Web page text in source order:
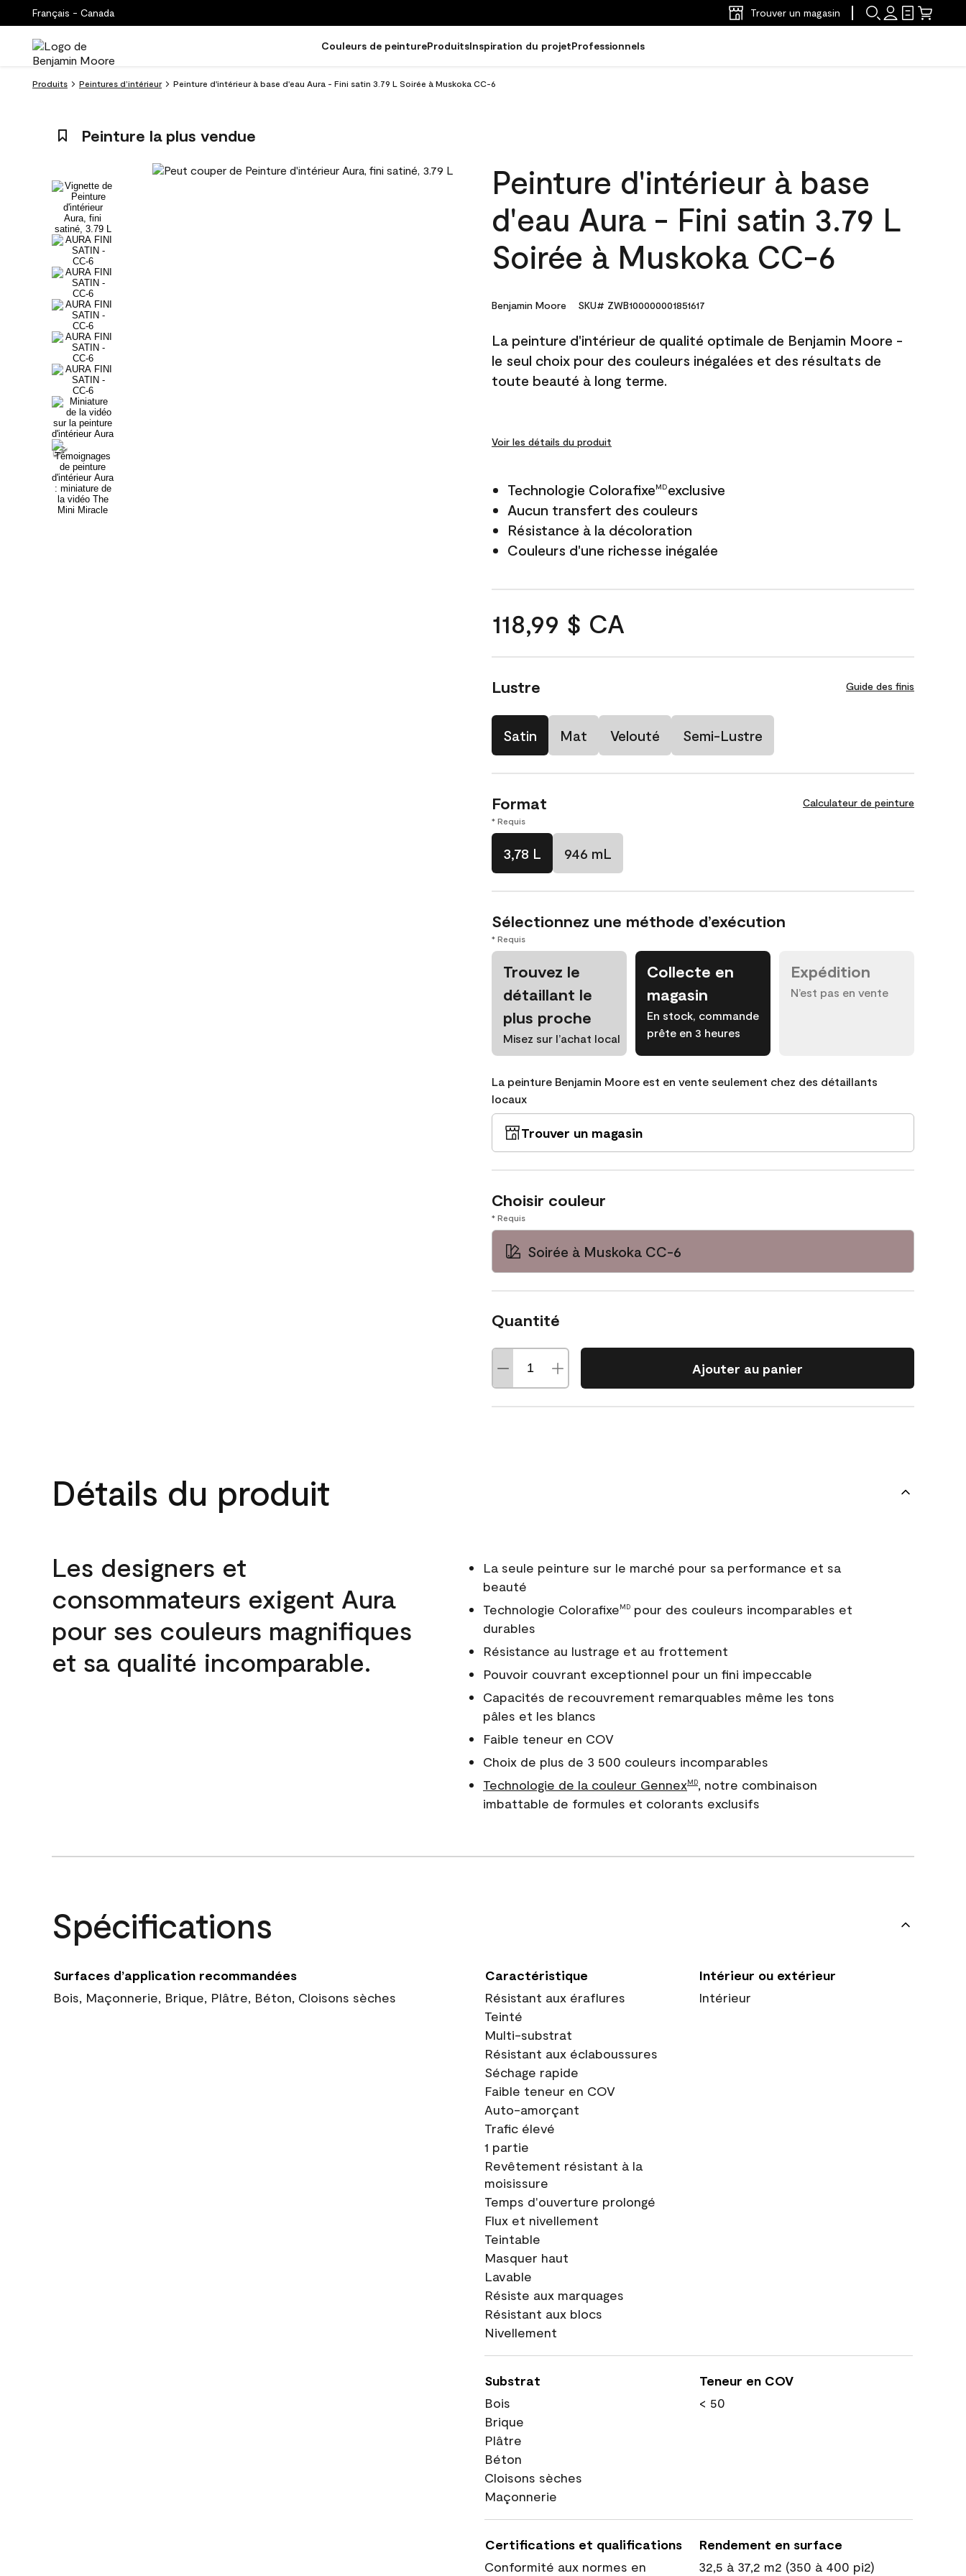
Français - Canada Trouver un magasin
Couleurs de peintureProduitsInspiration du projetProfessionnels
Produits Peintures d’intérieur Peinture d'intérieur à base d'eau Aura - Fini satin 3.79 L Soirée à Muskoka CC-6
Peinture la plus vendue
Peinture d'intérieur à base
d'eau Aura - Fini satin 3.79 L
Soirée à Muskoka CC-6
Benjamin Moore SKU# ZWB100000001851617
La peinture d'intérieur de qualité optimale de Benjamin Moore -
le seul choix pour des couleurs inégalées et des résultats de
toute beauté à long terme.
Voir les détails du produit
Technologie ColorafixeMDexclusive
Aucun transfert des couleurs
Résistance à la décoloration
Couleurs d'une richesse inégalée
118,99 $ CA
Lustre Guide des finis
Satin Mat Velouté Semi-Lustre
Format Calculateur de peinture
* Requis
3,78 L 946 mL
Sélectionnez une méthode d’exécution
* Requis
Trouvez le
détaillant le
plus proche
Misez sur l’achat local
Collecte en
magasin
En stock, commande
prête en 3 heures
Expédition
N’est pas en vente
La peinture Benjamin Moore est en vente seulement chez des détaillants
locaux
Trouver un magasin
Choisir couleur
* Requis
Soirée à Muskoka CC-6
Quantité
Ajouter au panier
Détails du produit
Les designers et
consommateurs exigent Aura
pour ses couleurs magnifiques
et sa qualité incomparable.
La seule peinture sur le marché pour sa performance et sa
beauté
Technologie ColorafixeMDpour des couleurs incomparables et
durables
Résistance au lustrage et au frottement
Pouvoir couvrant exceptionnel pour un fini impeccable
Capacités de recouvrement remarquables même les tons
pâles et les blancs
Faible teneur en COV
Choix de plus de 3 500 couleurs incomparables
Technologie de la couleur GennexMD, notre combinaison
imbattable de formules et colorants exclusifs
Spécifications
Surfaces d’application recommandées
Bois, Maçonnerie, Brique, Plâtre, Béton, Cloisons sèches
Caractéristique
Résistant aux éraflures
Teinté
Multi-substrat
Résistant aux éclaboussures
Séchage rapide
Faible teneur en COV
Auto-amorçant
Trafic élevé
1 partie
Revêtement résistant à la
moisissure
Temps d'ouverture prolongé
Flux et nivellement
Teintable
Masquer haut
Lavable
Résiste aux marquages
Résistant aux blocs
Nivellement
Intérieur ou extérieur
Intérieur
Substrat
Bois
Brique
Plâtre
Béton
Cloisons sèches
Maçonnerie
Teneur en COV
< 50
Certifications et qualifications
Conformité aux normes en
Rendement en surface
32,5 à 37,2 m2 (350 à 400 pi2)